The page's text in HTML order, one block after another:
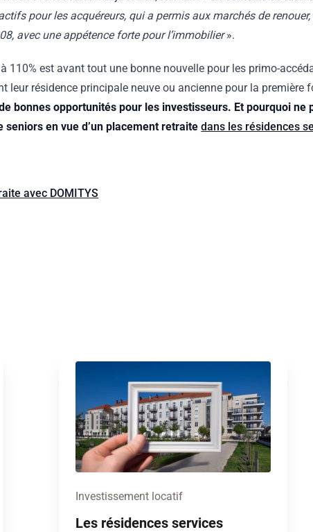
pour les acquéreurs, qui a permis aux marchés de
avec une appétence forte pour l’immobilier».
110% est avant tout une bonne nouvelle pour les primo-
leur résidence principale neuve ou ancienne pour la première
bonnes opportunités pour les investisseurs. Et pourquoi ne
seniors en vue d’un placement retraitedans les résidences
avec DOMITYS
Investissement locatif
Les résidences services